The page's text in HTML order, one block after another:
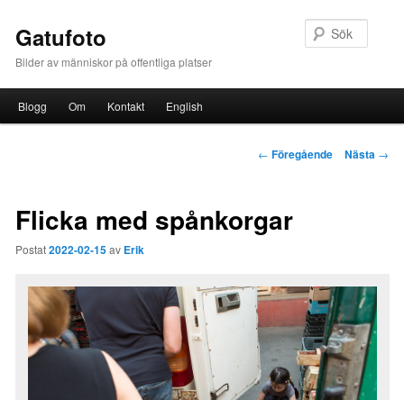
Gatufoto
Bilder av människor på offentliga platser
Hoppa till huvudinnehåll
Blogg Om Kontakt English
Inläggsnavigering
← Föregående Nästa →
Flicka med spånkorgar
Postat2022-02-15 av Erik